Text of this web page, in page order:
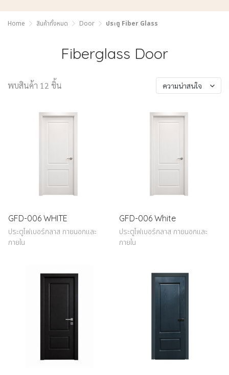
Home สินค้าทั้งหมด Door ประตู Fiber Glass
Fiberglass Door
พบสินค้า 12 ชิ้น ความน่าสนใจ
GFD-006 WHITE
ประตูไฟเบอร์กลาส ภายนอกและ
ภายใน
GFD-006 White
ประตูไฟเบอร์กลาส ภายนอกและ
ภายใน